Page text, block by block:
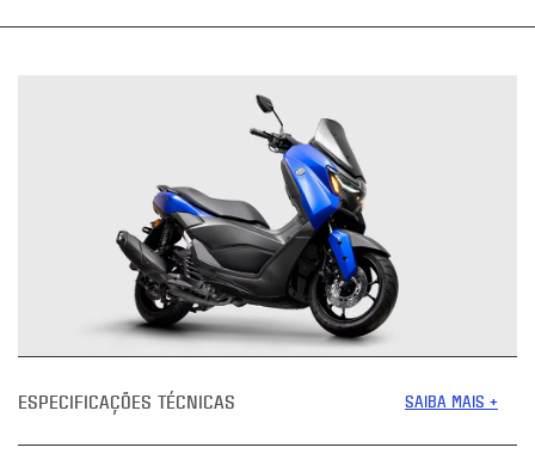
ESPECIFICAÇÕES TÉCNICAS SAIBA MAIS +